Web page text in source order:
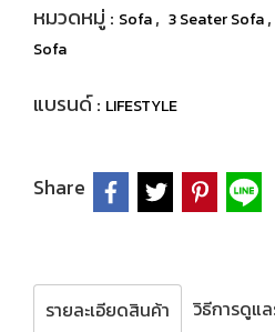
หมวดหมู่ : Sofa, 3 Seater Sofa,
Sofa
แบรนด์ : LIFESTYLE
Share
รายละเอียดสินค้า วิธีการดูแ